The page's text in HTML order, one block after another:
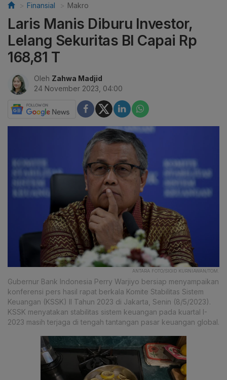
Finansial Makro
Laris Manis Diburu Investor,
Lelang Sekuritas BI Capai Rp
168,81 T
Oleh Zahwa Madjid
24 November 2023, 04:00
ANTARA FOTO/SIGID KURNIAWAN/TOM.
Gubernur Bank Indonesia Perry Warjiyo bersiap menyampaikan
konferensi pers hasil rapat berkala Komite Stabilitas Sistem
Keuangan (KSSK) II Tahun 2023 di Jakarta, Senin (8/5/2023).
KSSK menyatakan stabilitas sistem keuangan pada kuartal I-
2023 masih terjaga di tengah tantangan pasar keuangan global.